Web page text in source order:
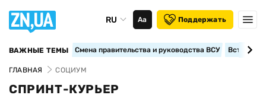
RU Аа Поддержать
ВАЖНЫЕ ТЕМЫ Смена правительства и руководства ВСУ
ГЛАВНАЯ СОЦИУМ
СПРИНТ-КУРЬЕР